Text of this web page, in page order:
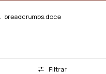
. breadcrumbs.doce
Filtrar